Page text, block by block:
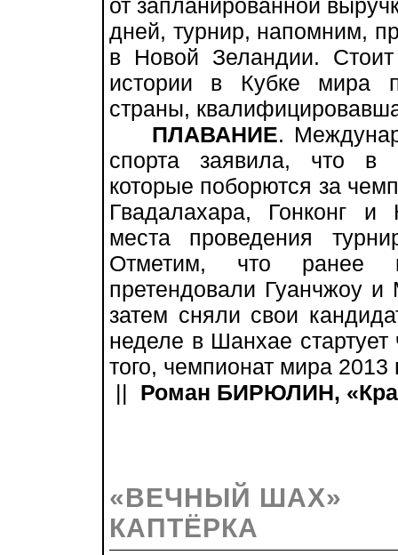
от запланированной
дней, турнир, напомним,
в Новой Зеландии.
истории в Кубке мира
страны,
ПЛАВАНИЕ.
спорта заявила, что в
которые поборются за
Гвадалахара, Гонконг
места проведения
Отметим, что ранее
претендовали Гуанчжоу
затем сняли свои
неделе в Шанхае
того, чемпионат мира 2013
||
Роман БИРЮЛИН,
«ВЕЧНЫЙ ШАХ»
КАПТЁРКА